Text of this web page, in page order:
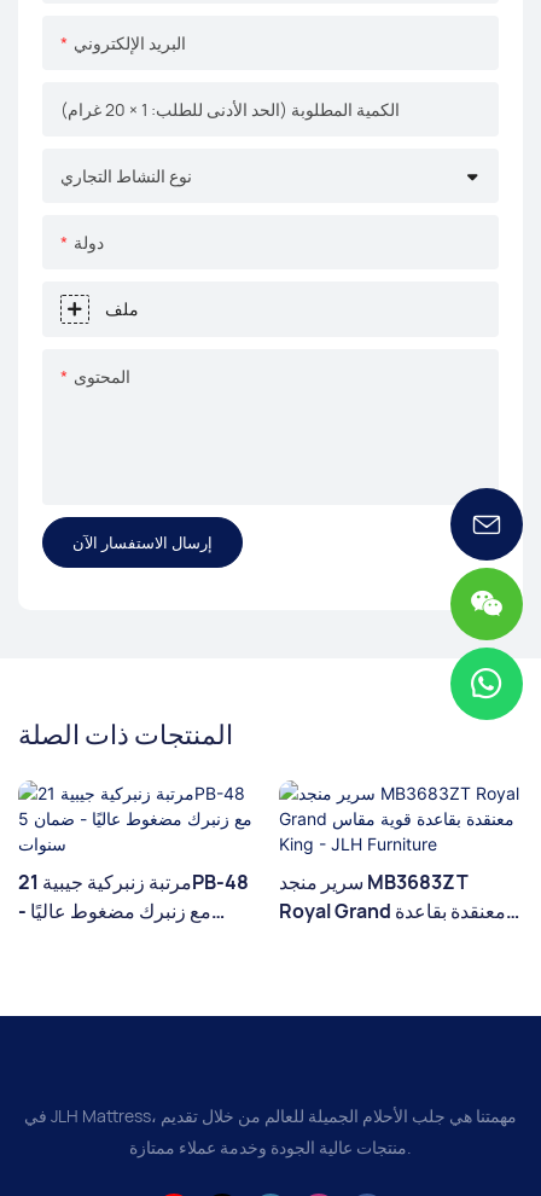
البريد الإلكتروني
الكمية المطلوبة (الحد الأدنى للطلب: 1 × 20 غرام)
نوع النشاط التجاري
دولة
ملف
المحتوى
إرسال الاستفسار الآن
المنتجات ذات الصلة
مرتبة زنبركية جيبية 21PB-48
مع زنبرك مضغوط عاليًا -
سرير منجد MB3683ZT
Royal Grand معنقدة بقاعدة
في JLH Mattress، مهمتنا هي جلب الأحلام الجميلة للعالم من خلال تقديم
منتجات عالية الجودة وخدمة عملاء ممتازة.